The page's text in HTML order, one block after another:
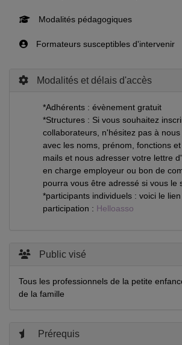
Modalités pédagogiques
Formateurs susceptibles d'intervenir
Modalités et délais d'accès
*Adhérents : évènement gratuit
*Structures : Si vous souhaitez
collaborateurs, n'hésitez pas à
avec les noms, prénom, fonctions
mails et nous adresser votre lettre
en charge employeur ou bon de
pourra vous être adressé si vous le
*participants individuels : voici le
participation : Helloasso
Public visé
Tous les professionnels de la petite
de la famille
Prérequis